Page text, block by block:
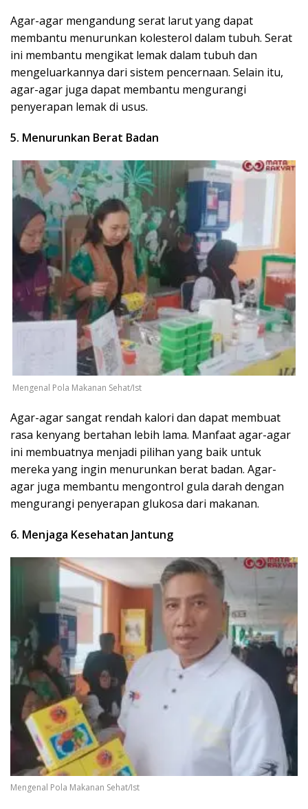
Agar-agar mengandung serat larut yang dapat
membantu menurunkan kolesterol dalam tubuh. Serat
ini membantu mengikat lemak dalam tubuh dan
mengeluarkannya dari sistem pencernaan. Selain itu,
agar-agar juga dapat membantu mengurangi
penyerapan lemak di usus.
5. Menurunkan Berat Badan
Mengenal Pola Makanan Sehat/Ist
Agar-agar sangat rendah kalori dan dapat membuat
rasa kenyang bertahan lebih lama. Manfaat agar-agar
ini membuatnya menjadi pilihan yang baik untuk
mereka yang ingin menurunkan berat badan. Agar-
agar juga membantu mengontrol gula darah dengan
mengurangi penyerapan glukosa dari makanan.
6. Menjaga Kesehatan Jantung
Mengenal Pola Makanan Sehat/Ist